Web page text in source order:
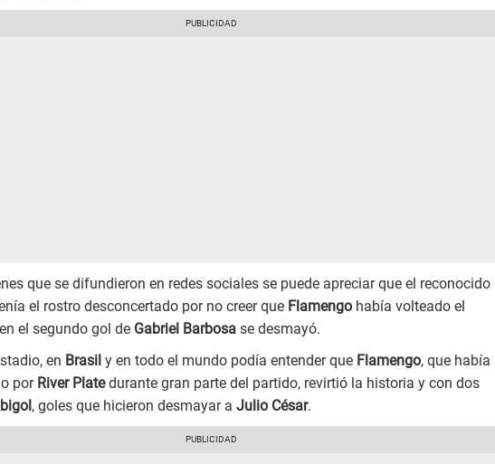
que se difundieron en redes sociales se puede apreciar que el reconocido
el rostro desconcertado por no creer que Flamengo había volteado el
el segundo gol de Gabriel Barbosa se desmayó.
en Brasil y en todo el mundo podía entender que Flamengo, que había
por River Platedurante gran parte del partido, revirtió la historia y con dos
, goles que hicieron desmayar a Julio César.